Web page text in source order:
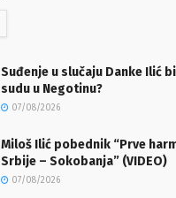
Suđenje u slučaju Danke Ilić
sudu u Negotinu?
07/08/2026
Miloš Ilić pobednik “Prve
Srbije – Sokobanja” (VIDEO)
07/08/2026